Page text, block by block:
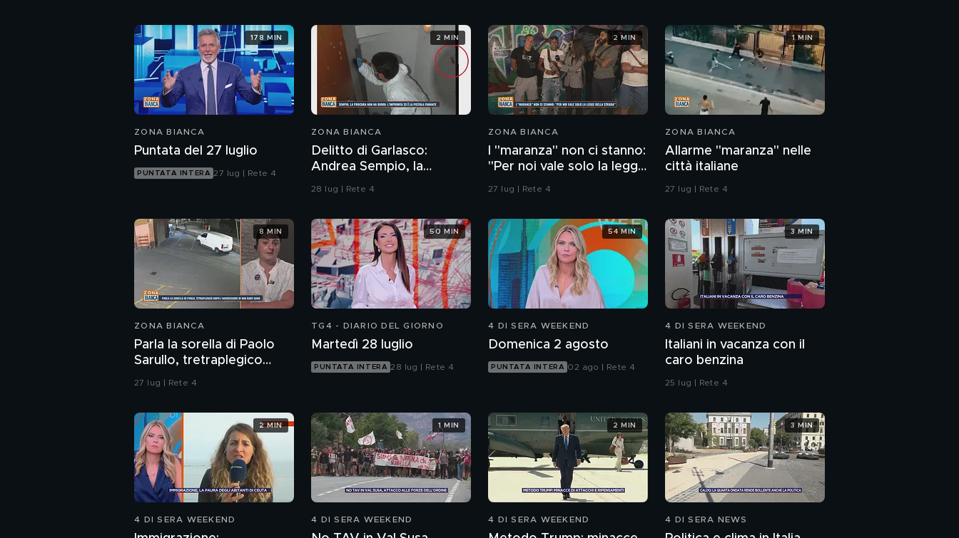
Gf Vip, Delia senza
anello rinasce
e le critiche di Soleil
over di Delia
Gf Vip, Nathaly e
Giucas si chiariscono
Gf Vip, la romantica
lettera di Soleil ad Alex
Gf Vip, la confidenza di
ZONA BIANCA
Puntata del 27 luglio
PUNTATA INTERA 27 lug | Rete 4
178 MIN
ZONA BIANCA
Delitto di Garlasco:
Andrea Sempio, la
Procura di Pavia non ha
28 lug | Rete 4
2 MIN
ZONA BIANCA
I "maranza" non ci stanno:
"Per noi vale solo la legge
della strada"
27 lug | Rete 4
2 MIN
ZONA BIANCA
Allarme "maranza" nelle
città italiane
27 lug | Rete 4
1 MIN
ZONA BIANCA
Parla la sorella di Paolo
Sarullo, tretraplegico
dopo l'aggressione di una
27 lug | Rete 4
8 MIN
TG4 - DIARIO DEL GIORNO
Martedì 28 luglio
PUNTATA INTERA 28 lug | Rete 4
50 MIN
4 DI SERA WEEKEND
Domenica 2 agosto
PUNTATA INTERA 02 ago | Rete 4
54 MIN
4 DI SERA WEEKEND
Italiani in vacanza con il
caro benzina
25 lug | Rete 4
3 MIN
4 DI SERA WEEKEND
2 MIN
4 DI SERA WEEKEND
1 MIN
4 DI SERA WEEKEND
2 MIN
4 DI SERA NEWS
3 MIN